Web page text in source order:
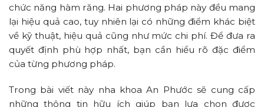
chức năng hàm răng. Hai phương pháp này đều mang
lại hiệu quả cao, tuy nhiên lại có những điểm khác biệt
về kỹ thuật, hiệu quả cũng như mức chi phí. Để đưa ra
quyết định phù hợp nhất, bạn cần hiểu rõ đặc điểm
của từng phương pháp.
Trong bài viết này nha khoa An Phước sẽ cung cấp
những thông tin hữu ích giúp bạn lựa chọn được